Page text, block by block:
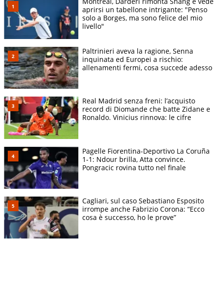
aprirsi un tabellone intrigante: "Penso
solo a Borges, ma sono felice del mio
livello"
Paltrinieri aveva la ragione, Senna
inquinata ed Europei a rischio:
allenamenti fermi, cosa succede adesso
Real Madrid senza freni: l’acquisto
record di Diomande che batte Zidane e
Ronaldo. Vinicius rinnova: le cifre
Pagelle Fiorentina-Deportivo La Coruña
1-1: Ndour brilla, Atta convince.
Pongracic rovina tutto nel finale
Cagliari, sul caso Sebastiano Esposito
irrompe anche Fabrizio Corona: “Ecco
cosa è successo, ho le prove”